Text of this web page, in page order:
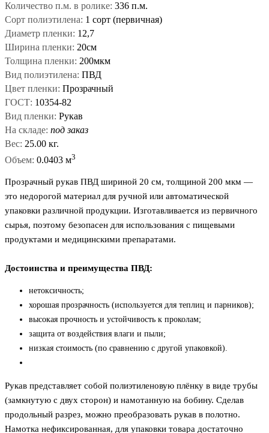
Количество п.м. в ролике: 336 п.м.
Сорт полиэтилена: 1 сорт (первичная)
Диаметр пленки: 12,7
Ширина пленки: 20см
Толщина пленки: 200мкм
Вид полиэтилена: ПВД
Цвет пленки: Прозрачный
ГОСТ: 10354-82
Вид пленки: Рукав
На складе: под заказ
Вес: 25.00 кг.
Объем: 0.0403 м3
Прозрачный рукав ПВД шириной 20 см, толщиной 200 мкм —
это недорогой материал для ручной или автоматической
упаковки различной продукции. Изготавливается из первичного
сырья, поэтому безопасен для использования с пищевыми
продуктами и медицинскими препаратами.
Достоинства и преимущества ПВД:
нетоксичность;
хорошая прозрачность (используется для теплиц и парников);
высокая прочность и устойчивость к проколам;
защита от воздействия влаги и пыли;
низкая стоимость (по сравнению с другой упаковкой).
Рукав представляет собой полиэтиленовую плёнку в виде трубы
(замкнутую с двух сторон) и намотанную на бобину. Сделав
продольный разрез, можно преобразовать рукав в полотно.
Намотка нефиксированная, для упаковки товара достаточно